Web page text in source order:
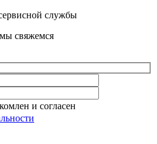
службы
свяжемся
и согласен